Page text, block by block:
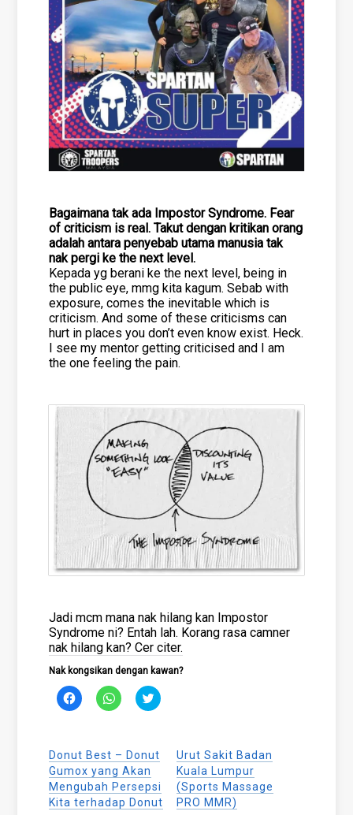
Bagaimana tak ada Impostor Syndrome. Fear
of criticism is real. Takut dengan kritikan orang
adalah antara penyebab utama manusia tak
nak pergi ke the next level.
Kepada yg berani ke the next level, being in
the public eye, mmg kita kagum. Sebab with
exposure, comes the inevitable which is
criticism. And some of these criticisms can
hurt in places you don’t even know exist. Heck.
I see my mentor getting criticised and I am
the one feeling the pain.
Jadi mcm mana nak hilang kan Impostor
Syndrome ni? Entah lah. Korang rasa camner
nak hilang kan? Cer citer.
Nak kongsikan dengan kawan?
Click
to
in
new
window)
Click
to
in
new
window)
Click
to
in
window)
Donut Best – Donut
Gumox yang Akan
Mengubah Persepsi
Kita terhadap Donut
Urut Sakit Badan
Kuala Lumpur
(Sports Massage
PRO MMR)